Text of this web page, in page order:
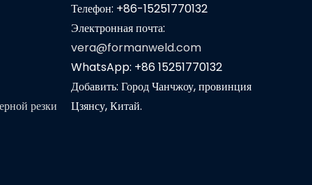
резки
Телефон: +86-15251770132
Электронная почта:
vera@formanweld.com
WhatsApp: +86 15251770132
Добавить: Город Чанчжоу, провинция
Цзянсу, Китай.